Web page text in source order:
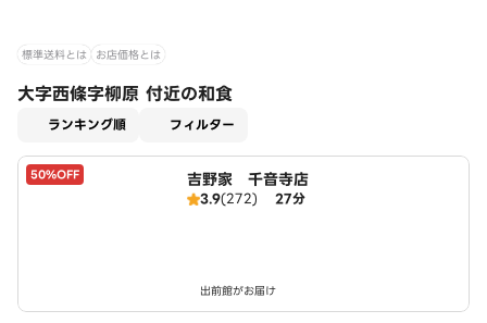
標準送料とは お店価格とは
大字西條字柳原 付近の和食
ランキング順 フィルター
50%OFF 吉野家 千音寺店
3.9(272) 27分
出前館がお届け